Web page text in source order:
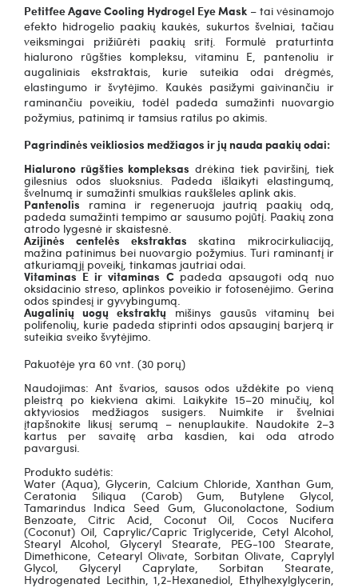
Petitfee Agave Cooling Hydrogel Eye Mask – tai vėsinamojo
efekto hidrogelio paakių kaukės, sukurtos švelniai, tačiau
veiksmingai prižiūrėti paakių sritį. Formulė praturtinta
hialurono rūgšties kompleksu, vitaminu E, pantenoliu ir
augaliniais ekstraktais, kurie suteikia odai drėgmės,
elastingumo ir švytėjimo. Kaukės pasižymi gaivinančiu ir
raminančiu poveikiu, todėl padeda sumažinti nuovargio
požymius, patinimą ir tamsius ratilus po akimis.
Pagrindinės veikliosios medžiagos ir jų nauda paakių odai:
Hialurono rūgšties kompleksas drėkina tiek paviršinį, tiek
gilesnius odos sluoksnius. Padeda išlaikyti elastingumą,
švelnumą ir sumažinti smulkias raukšleles aplink akis.
Pantenolis ramina ir regeneruoja jautrią paakių odą,
padeda sumažinti tempimo ar sausumo pojūtį. Paakių zona
atrodo lygesnė ir skaistesnė.
Azijinės centelės ekstraktas skatina mikrocirkuliaciją,
mažina patinimus bei nuovargio požymius. Turi raminantį ir
atkuriamąjį poveikį, tinkamas jautriai odai.
Vitaminas E ir vitaminas Cpadeda apsaugoti odą nuo
oksidacinio streso, aplinkos poveikio ir fotosenėjimo. Gerina
odos spindesį ir gyvybingumą.
Augalinių uogų ekstraktų mišinys gausūs vitaminų bei
polifenolių, kurie padeda stiprinti odos apsauginį barjerą ir
suteikia sveiko švytėjimo.
Pakuotėje yra 60 vnt. (30 porų)
Naudojimas: Ant švarios, sausos odos uždėkite po vieną
pleistrą po kiekviena akimi. Laikykite 15–20 minučių, kol
aktyviosios medžiagos susigers. Nuimkite ir švelniai
įtapšnokite likusį serumą – nenuplaukite. Naudokite 2–3
kartus per savaitę arba kasdien, kai oda atrodo
pavargusi.
Produkto sudėtis:
Water (Aqua), Glycerin, Calcium Chloride, Xanthan Gum,
Ceratonia Siliqua (Carob) Gum, Butylene Glycol,
Tamarindus Indica Seed Gum, Gluconolactone, Sodium
Benzoate, Citric Acid, Coconut Oil, Cocos Nucifera
(Coconut) Oil, Caprylic/Capric Triglyceride, Cetyl Alcohol,
Stearyl Alcohol, Glyceryl Stearate, PEG-100 Stearate,
Dimethicone, Cetearyl Olivate, Sorbitan Olivate, Caprylyl
Glycol, Glyceryl Caprylate, Sorbitan Stearate,
Hydrogenated Lecithin, 1,2-Hexanediol, Ethylhexylglycerin,